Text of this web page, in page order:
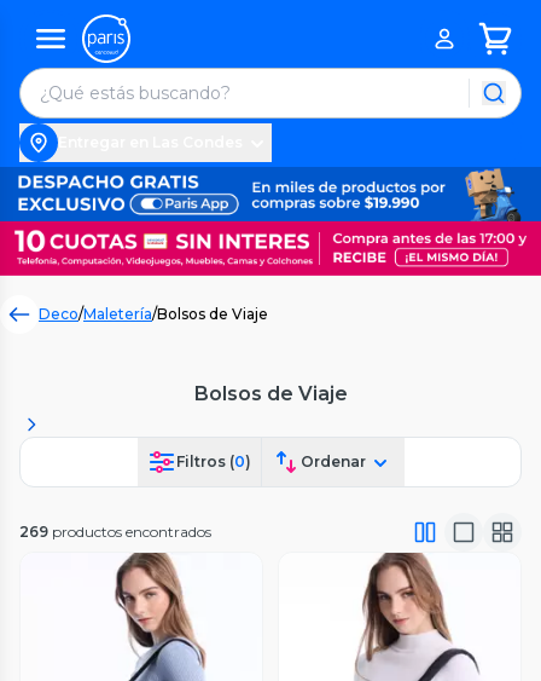
Deco/Maletería/Bolsos de Viaje
Bolsos de Viaje
Filtros (0) Ordenar
269 productos encontrados